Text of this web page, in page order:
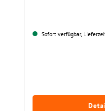
Sofort verfügbar,